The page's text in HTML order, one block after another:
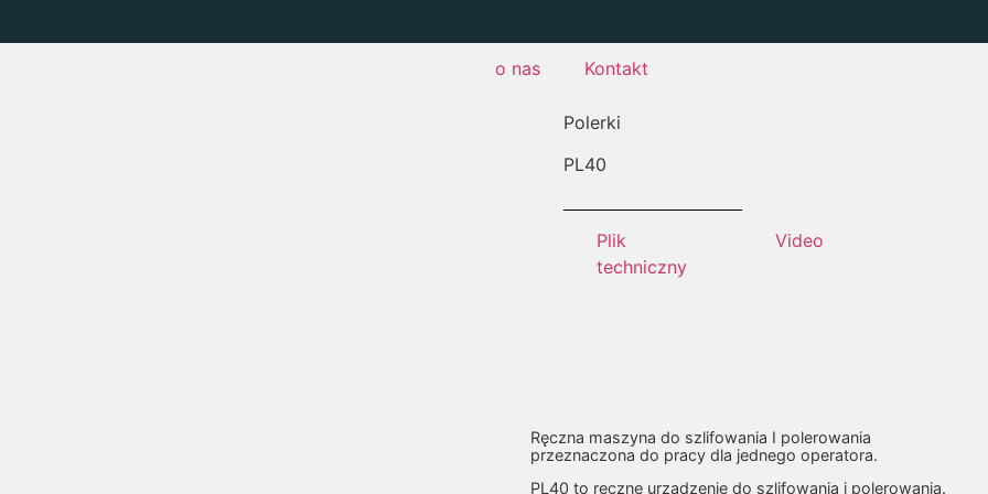
o nas Kontakt
Polerki
PL40
Plik
techniczny
Video
Ręczna maszyna do szlifowania I polerowania
przeznaczona do pracy dla jednego operatora.
PL40 to ręczne urządzenie do szlifowania i polerowania.